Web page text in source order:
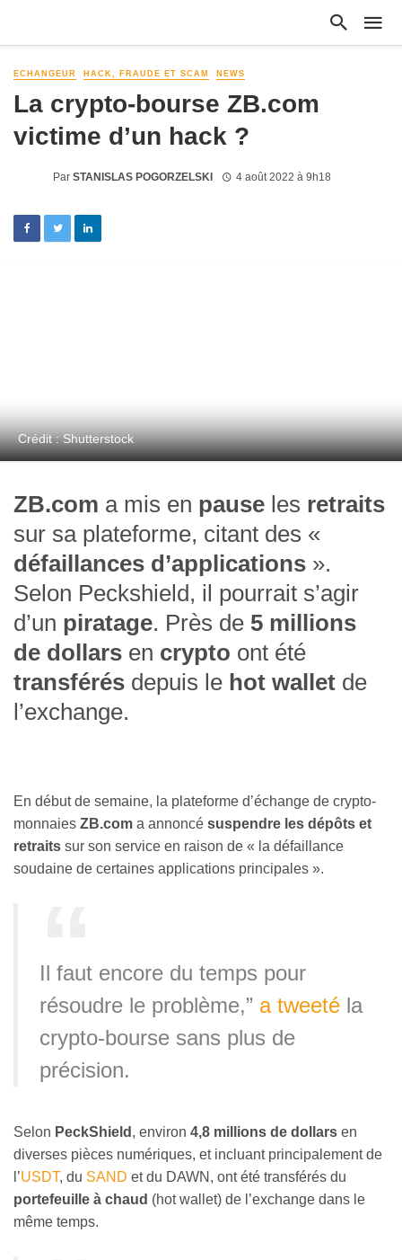
ECHANGEUR HACK, FRAUDE ET SCAM NEWS
La crypto-bourse ZB.com
victime d’un hack ?
Par STANISLAS POGORZELSKI 4 août 2022 à 9h18
Crédit : Shutterstock
ZB.com a mis en pause les retraits
sur sa plateforme, citant des «
défaillances d’applications ».
Selon Peckshield, il pourrait s’agir
d’un piratage. Près de 5 millions
de dollars en crypto ont été
transférés depuis le hot wallet de
l’exchange.
En début de semaine, la plateforme d’échange de crypto-
monnaies ZB.com a annoncé suspendre les dépôts et
retraits sur son service en raison de « la défaillance
soudaine de certaines applications principales ».
Il faut encore du temps pour
résoudre le problème,” a tweeté la
crypto-bourse sans plus de
précision.
Selon PeckShield , environ 4,8 millions de dollars en
diverses pièces numériques, et incluant principalement de
l’USDT, du SAND et du DAWN, ont été transférés du
portefeuille à chaud (hot wallet) de l’exchange dans le
même temps.